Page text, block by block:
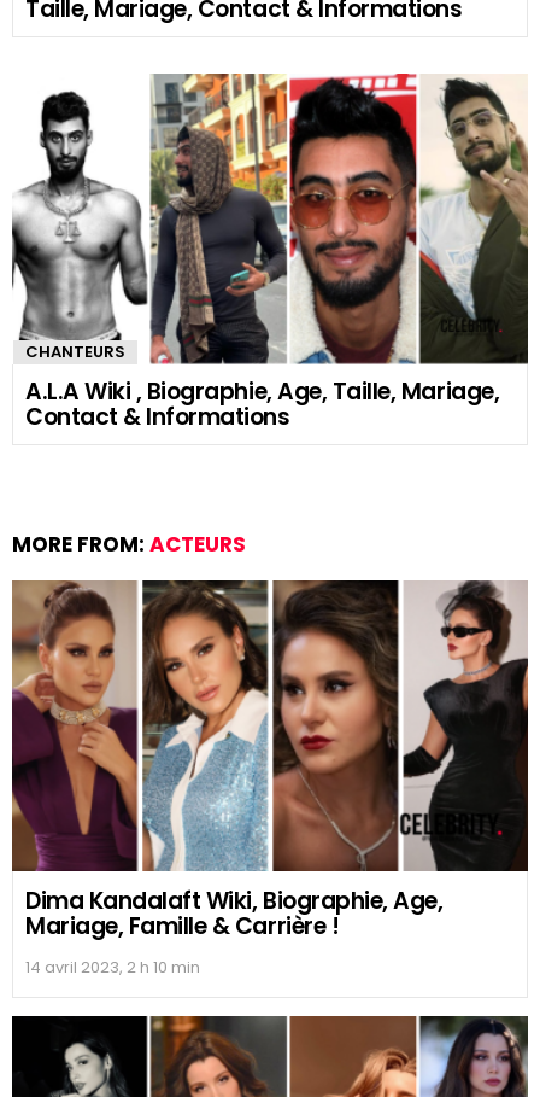
Taille, Mariage, Contact & Informations
CHANTEURS
A.L.A Wiki , Biographie, Age, Taille, Mariage,
Contact & Informations
MORE FROM: ACTEURS
Dima Kandalaft Wiki, Biographie, Age,
Mariage, Famille & Carrière !
14 avril 2023, 2 h 10 min